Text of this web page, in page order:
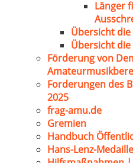
Länger
Übersicht
Übersicht
Förderung von
Forderungen des
2025
frag-amu.de
Gremien
Handbuch
Hans-Lenz-Medaille